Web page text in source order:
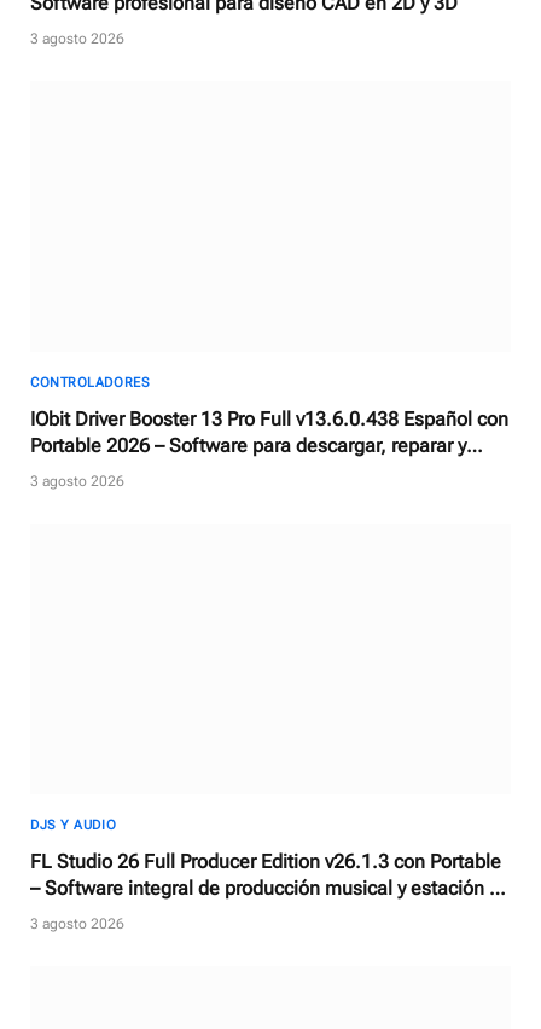
3 agosto 2026
CONTROLADORES
IObit Driver Booster 13 Pro Full v13.6.0.438 Español con
Portable 2026 – Software para descargar, reparar y
actualizar controladores
3 agosto 2026
DJS Y AUDIO
FL Studio 26 Full Producer Edition v26.1.3 con Portable
– Software integral de producción musical y estación de
trabajo de audio digital
3 agosto 2026